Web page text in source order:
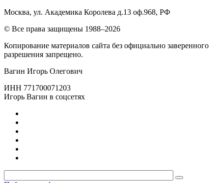
Москва, ул. Академика Королева д.13 оф.968, РФ
© Все права защищены 1988–2026
Копирование материалов сайта без официально заверенного
разрешения запрещено.
Вагин Игорь Олегович
ИНН 771700071203
Игорь Вагин в соцсетях